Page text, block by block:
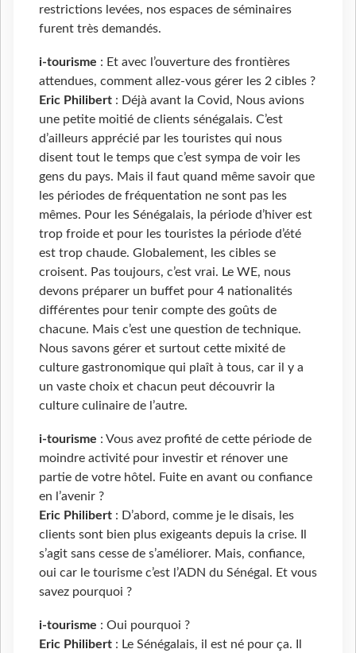
restrictions levées, nos espaces de séminaires
furent très demandés.
i-tourisme : Et avec l’ouverture des frontières
attendues, comment allez-vous gérer les 2 cibles ?
Eric Philibert : Déjà avant la Covid, Nous avions
une petite moitié de clients sénégalais. C’est
d’ailleurs apprécié par les touristes qui nous
disent tout le temps que c’est sympa de voir les
gens du pays. Mais il faut quand même savoir que
les périodes de fréquentation ne sont pas les
mêmes. Pour les Sénégalais, la période d’hiver est
trop froide et pour les touristes la période d’été
est trop chaude. Globalement, les cibles se
croisent. Pas toujours, c’est vrai. Le WE, nous
devons préparer un buffet pour 4 nationalités
différentes pour tenir compte des goûts de
chacune. Mais c’est une question de technique.
Nous savons gérer et surtout cette mixité de
culture gastronomique qui plaît à tous, car il y a
un vaste choix et chacun peut découvrir la
culture culinaire de l’autre.
i-tourisme : Vous avez profité de cette période de
moindre activité pour investir et rénover une
partie de votre hôtel. Fuite en avant ou confiance
en l’avenir ?
Eric Philibert : D’abord, comme je le disais, les
clients sont bien plus exigeants depuis la crise. Il
s’agit sans cesse de s’améliorer. Mais, confiance,
oui car le tourisme c’est l’ADN du Sénégal. Et vous
savez pourquoi ?
i-tourisme : Oui pourquoi ?
Eric Philibert : Le Sénégalais, il est né pour ça. Il